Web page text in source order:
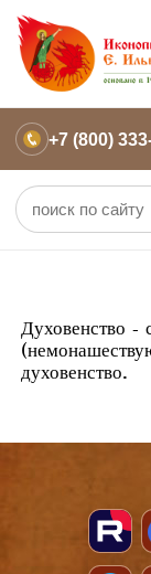
+7 (800)
Духовенство -
духовенство.